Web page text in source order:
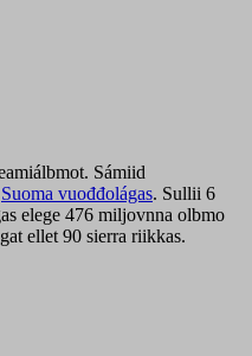
Sámiid
Suoma vuođđolágas. Sullii 6
elege 476 miljovnna olbmo
ellet 90 sierra riikkas.